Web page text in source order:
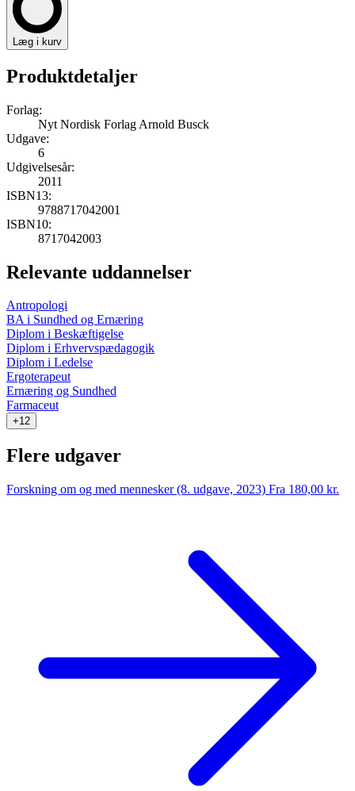
Læg i kurv
Produktdetaljer
Forlag:
Nyt Nordisk Forlag Arnold Busck
Udgave:
6
Udgivelsesår:
2011
ISBN13:
9788717042001
ISBN10:
8717042003
Relevante uddannelser
Antropologi
BA i Sundhed og Ernæring
Diplom i Beskæftigelse
Diplom i Erhvervspædagogik
Diplom i Ledelse
Ergoterapeut
Ernæring og Sundhed
Farmaceut
+12
Flere udgaver
Forskning om og med mennesker (8. udgave, 2023) Fra 180,00 kr.